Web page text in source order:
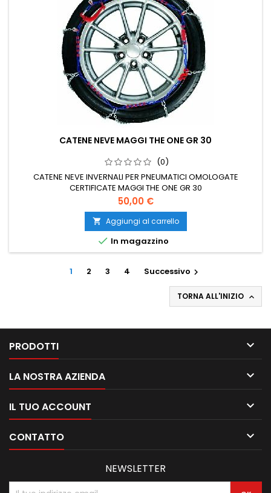
CATENE NEVE MAGGI THE ONE GR 30
(0)
CATENE NEVE INVERNALI PER PNEUMATICI OMOLOGATE
CERTIFICATE MAGGI THE ONE GR 30
Prezzo
50,00 €
 Aggiungi al carrello
 In magazzino
1 2 3 4 Successivo 
TORNA ALL'INIZIO 
PRODOTTI 
LA NOSTRA AZIENDA 
IL TUO ACCOUNT 
CONTATTO 
NEWSLETTER